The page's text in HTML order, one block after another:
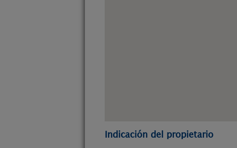
Indicación del propietario